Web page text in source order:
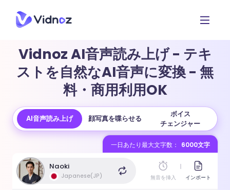
Vidnoz AI音声読み上げ - テキ
ストを自然なAI音声に変換 - 無
料・商用利用OK
AI音声読み上げ 顔写真を喋らせる
ボイス
チェンジャー
一日あたり最大文字数： 6000文字
Naoki
Japanese(JP) 無音を挿入 インポート